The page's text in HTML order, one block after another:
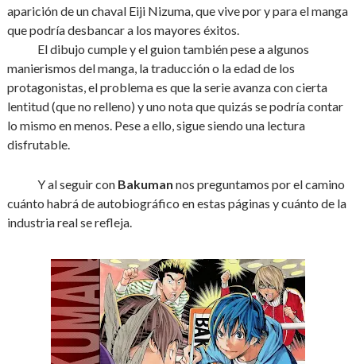
aparición de un chaval Eiji Nizuma, que vive por y para el manga
que podría desbancar a los mayores éxitos.
El dibujo cumple y el guion también pese a algunos
manierismos del manga, la traducción o la edad de los
protagonistas, el problema es que la serie avanza con cierta
lentitud (que no relleno) y uno nota que quizás se podría contar
lo mismo en menos. Pese a ello, sigue siendo una lectura
disfrutable.
Y al seguir con Bakuman nos preguntamos por el camino
cuánto habrá de autobiográfico en estas páginas y cuánto de la
industria real se refleja.